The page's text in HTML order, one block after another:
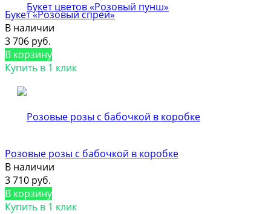
Букет «Розовый спрей»
В наличии
3 706 руб.
В корзину
Купить в 1 клик
Розовые розы с бабочкой в коробке
В наличии
3 710 руб.
В корзину
Купить в 1 клик